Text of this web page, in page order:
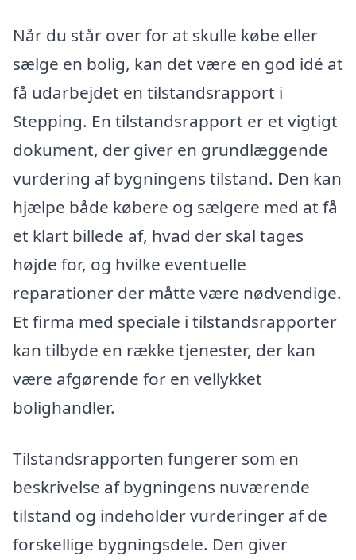
Når du står over for at skulle købe eller
sælge en bolig, kan det være en god idé at
få udarbejdet en tilstandsrapport i
Stepping. En tilstandsrapport er et vigtigt
dokument, der giver en grundlæggende
vurdering af bygningens tilstand. Den kan
hjælpe både købere og sælgere med at få
et klart billede af, hvad der skal tages
højde for, og hvilke eventuelle
reparationer der måtte være nødvendige.
Et firma med speciale i tilstandsrapporter
kan tilbyde en række tjenester, der kan
være afgørende for en vellykket
bolighandler.
Tilstandsrapporten fungerer som en
beskrivelse af bygningens nuværende
tilstand og indeholder vurderinger af de
forskellige bygningsdele. Den giver